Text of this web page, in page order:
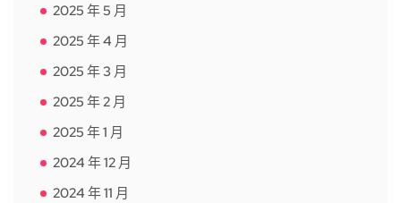
2025 年 5 月
2025 年 4 月
2025 年 3 月
2025 年 2 月
2025 年 1 月
2024 年 12 月
2024 年 11 月